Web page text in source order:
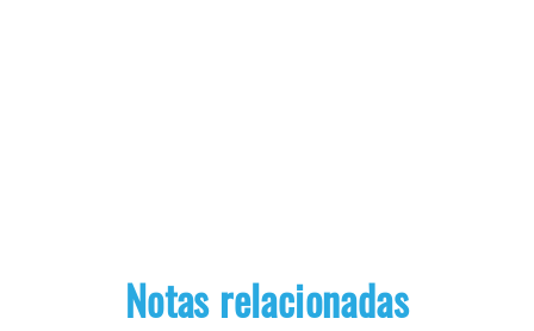
Notas relacionadas